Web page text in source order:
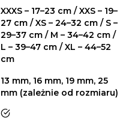
XXXS – 17–23 cm / XXS – 19–
27 cm / XS – 24–32 cm / S –
29–37 cm / M – 34–42 cm /
L – 39–47 cm / XL – 44–52
cm
13 mm, 16 mm, 19 mm, 25
mm (zależnie od rozmiaru)
tak